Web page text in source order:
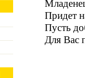
Придет
Пусть
Для Вас